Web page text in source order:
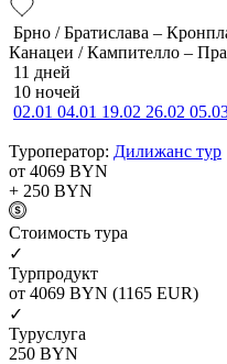
Брно / Братислава –
Канацеи / Кампителло –
11 дней
10 ночей
02.01 04.01 19.02 26.02
Туроператор: Дилижанс тур
от 4069 BYN
+ 250 BYN
Cтоимость тура
✓
Турпродукт
от 4069 BYN (1165 EUR)
✓
Туруслуга
250 BYN